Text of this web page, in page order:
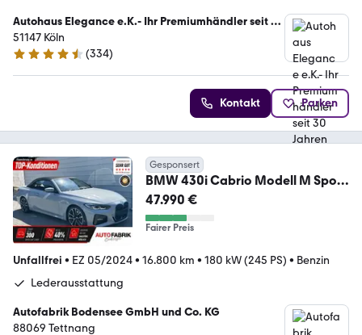
Autohaus Elegance e.K.- Ihr Premiumhändler seit 30
Jahren
51147 Köln
4.7 Sterne
(334)
Kontakt Parken
Gesponsert
BMW 430i Cabrio Modell M Sport
Android Auto*Navi*SHZ
47.990 €
Fairer Preis
Unfallfrei • EZ 05/2024• 16.800 km • 180 kW (245 PS) • Benzin
Lederausstattung
Autofabrik Bodensee GmbH und Co. KG
88069 Tettnang